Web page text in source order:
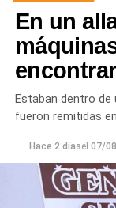
En un
Estaban dentro
fueron remitidas
Hace 2 díasel 07/